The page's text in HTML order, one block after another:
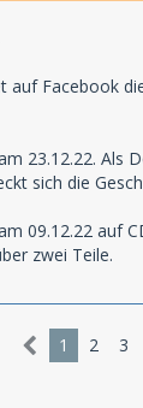
auf Facebook
23.12.22. Als
sich die
09.12.22 auf
zwei Teile.
1 2 3